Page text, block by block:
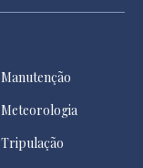
Manutenção
Meteorologia
Tripulação